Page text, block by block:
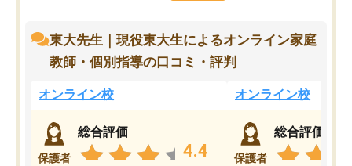
東大先生｜現役東大生によるオンライン家庭
教師・個別指導の口コミ・評判
オンライン校
保護者
総合評価
4.4
オンライン校
保護者
総合評価